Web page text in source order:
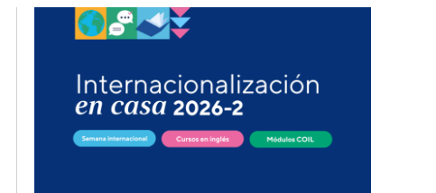
geográfica y trabajo de campo para identificar
sitios arqueológicos vulnerables ante lluvias,
asociados al fenómeno de El Niño.